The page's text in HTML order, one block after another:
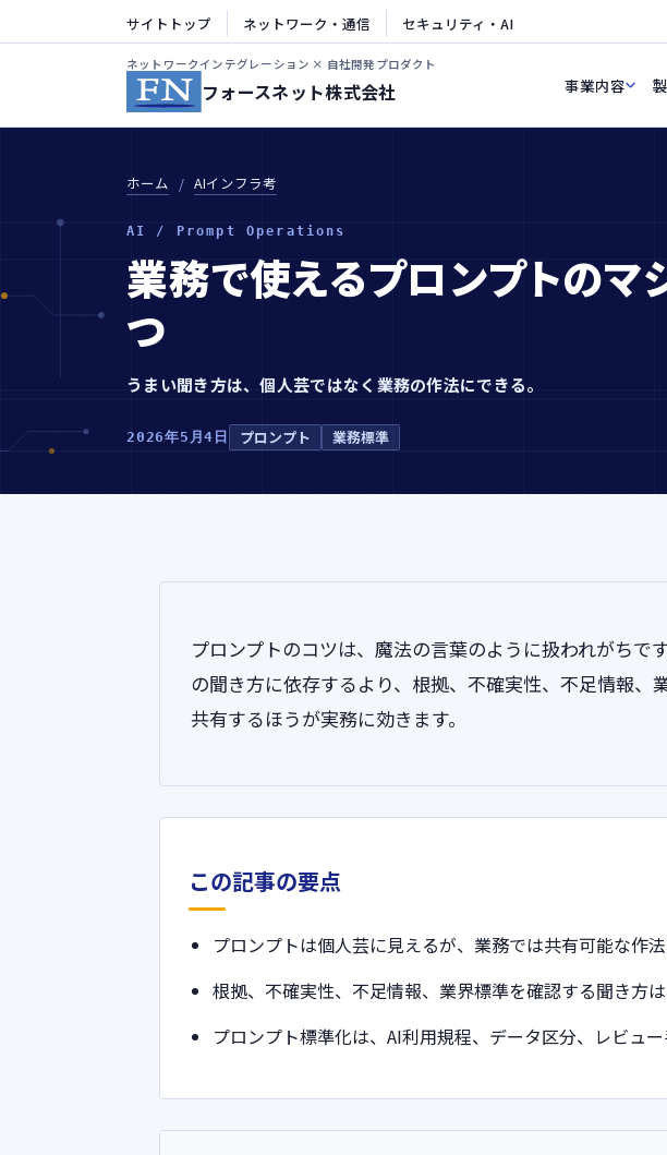
サイトトップ ネットワーク・通信 セキュリティ・AI
ネットワークインテグレーション × 自社開発プロダクト
フォースネット株式会社 事業内容
ホーム AIインフラ考
AI / Prompt Operations
業務で使えるプロンプトのマ
つ
うまい聞き方は、個人芸ではなく業務の作法にできる。
2026年5月4日 プロンプト 業務標準
プロンプトのコツは、魔法の言葉のように扱われがちで
の聞き方に依存するより、根拠、不確実性、不足情報、
共有するほうが実務に効きます。
この記事の要点
プロンプトは個人芸に見えるが、業務では共有可能な作法
根拠、不確実性、不足情報、業界標準を確認する聞き方は
プロンプト標準化は、AI利用規程、データ区分、レビュー